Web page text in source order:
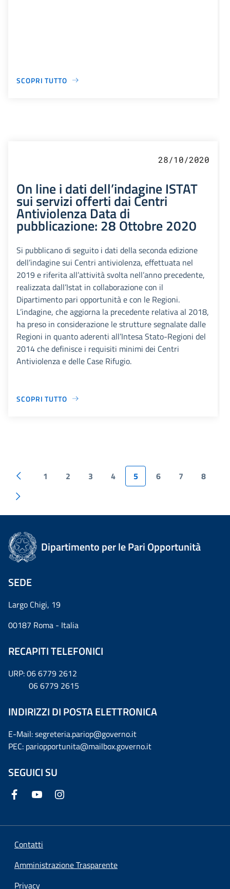
SCOPRI TUTTO
28/10/2020
On line i dati dell’indagine ISTAT
sui servizi offerti dai Centri
Antiviolenza Data di
pubblicazione: 28 Ottobre 2020
Si pubblicano di seguito i dati della seconda edizione
dell’indagine sui Centri antiviolenza, effettuata nel
2019 e riferita all’attività svolta nell’anno precedente,
realizzata dall’Istat in collaborazione con il
Dipartimento pari opportunità e con le Regioni.
L’indagine, che aggiorna la precedente relativa al 2018,
ha preso in considerazione le strutture segnalate dalle
Regioni in quanto aderenti all’Intesa Stato-Regioni del
2014 che definisce i requisiti minimi dei Centri
Antiviolenza e delle Case Rifugio.
SCOPRI TUTTO
1 2 3 4 5 6 7 8
Dipartimento per le Pari Opportunità
SEDE
Largo Chigi, 19
00187 Roma - Italia
RECAPITI TELEFONICI
URP: 06 6779 2612
06 6779 2615
INDIRIZZI DI POSTA ELETTRONICA
E-Mail: segreteria.pariop@governo.it
PEC: pariopportunita@mailbox.governo.it
SEGUICI SU
Contatti
Amministrazione Trasparente
Privacy